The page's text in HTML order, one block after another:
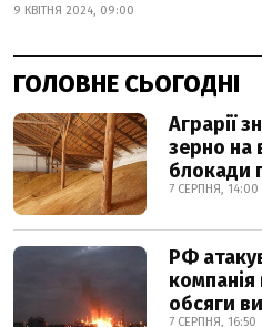
9 КВІТНЯ 2024, 09:00
ГОЛОВНЕ СЬОГОДНІ
Аграрії
зерно на
блокади
7 СЕРПНЯ, 14:00
РФ
компанія
обсяги
7 СЕРПНЯ, 16:50